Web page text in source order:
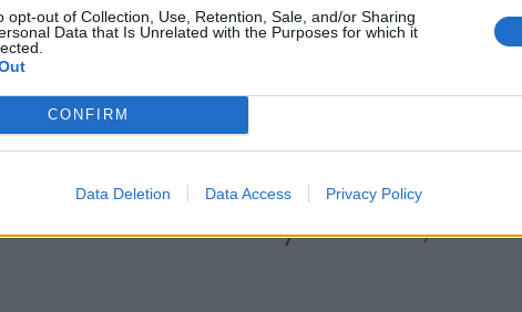
opt-out of Collection, Use, Retention, Sale, and/or Sharing
Data that Is Unrelated with the Purposes for which it
CONFIRM
Data Deletion Data Access Privacy Policy
1,2 millió lejt költöttek,
helyi szervezete
könyvelt el,